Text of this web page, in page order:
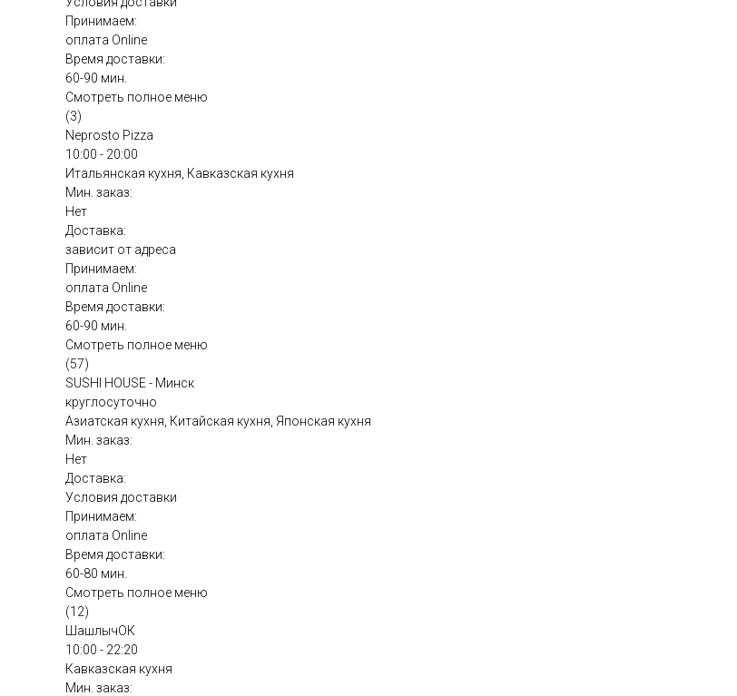
Принимаем:
оплата Online
Время доставки:
60-90 мин.
Смотреть полное меню
(3)
Neprosto Pizza
10:00 - 20:00
Итальянская кухня, Кавказская кухня
Мин. заказ:
Нет
Доставка:
зависит от адреса
Принимаем:
оплата Online
Время доставки:
60-90 мин.
Смотреть полное меню
(57)
SUSHI HOUSE - Минск
круглосуточно
Азиатская кухня, Китайская кухня, Японская кухня
Мин. заказ:
Нет
Доставка:
Условия доставки
Принимаем:
оплата Online
Время доставки:
60-80 мин.
Смотреть полное меню
(12)
ШашлычОК
10:00 - 22:20
Кавказская кухня
Мин. заказ: